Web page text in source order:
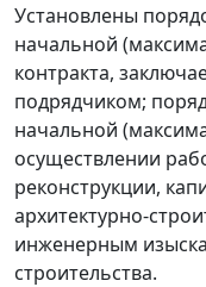
Установлены
начальной
контракта,
подрядчиком;
начальной
осуществлении
реконструкции,
архитектурно-
инженерным
строительства.